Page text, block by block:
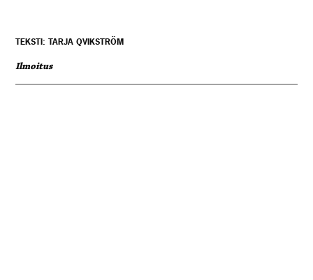
TEKSTI: TARJA QVIKSTRÖM
Ilmoitus